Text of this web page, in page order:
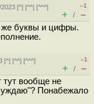
[^] [^^] [^^^]
–1
+ / –
же буквы и цифры.
[^] [^^] [^^^]
–1
+ / –
тут вообще не
Понабежало